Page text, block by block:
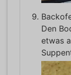
Den
etwas